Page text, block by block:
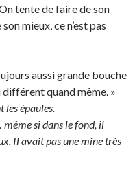
tente de faire de son
mieux, ce n’est pas
aussi grande bouche
différent quand même. »
les épaules.
si dans le fond, il
Il avait pas une mine très